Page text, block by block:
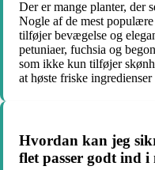
Der er mange planter, der
Nogle af de mest
tilføjer bevægelse og
petuniaer, fuchsia og
som ikke kun tilføjer
at høste friske
Hvordan kan jeg
flet passer godt ind